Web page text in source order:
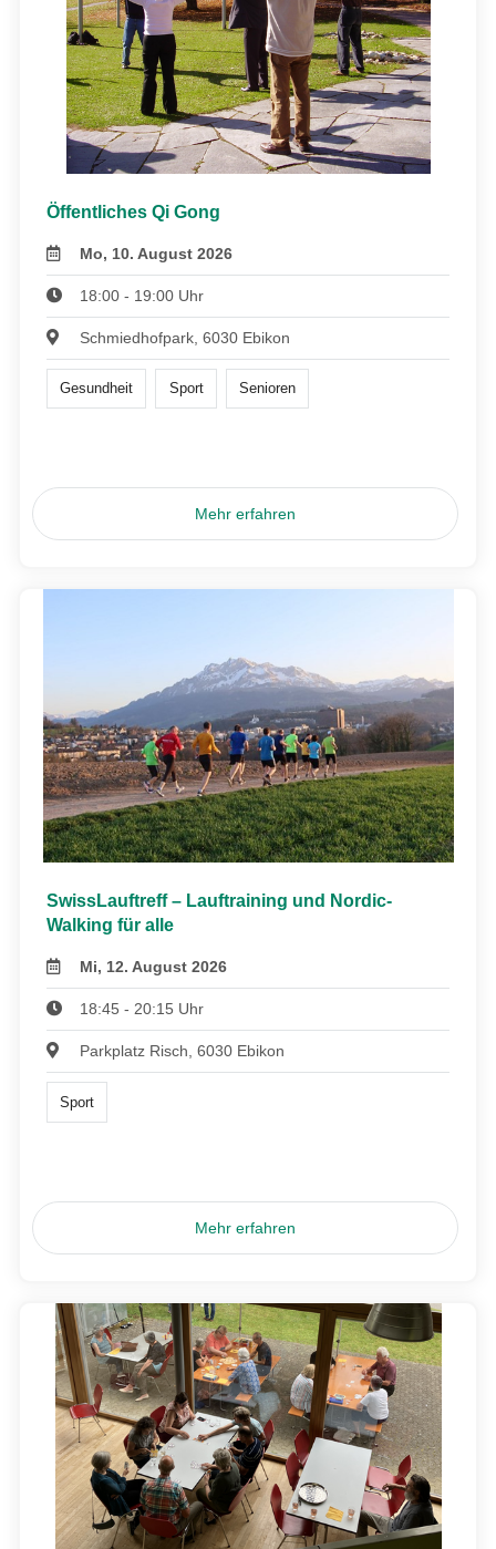
Öffentliches Qi Gong
Mo, 10. August 2026
18:00 - 19:00 Uhr
Schmiedhofpark, 6030 Ebikon
Gesundheit Sport Senioren
Mehr erfahren
SwissLauftreff – Lauftraining und Nordic-
Walking für alle
Mi, 12. August 2026
18:45 - 20:15 Uhr
Parkplatz Risch, 6030 Ebikon
Sport
Mehr erfahren